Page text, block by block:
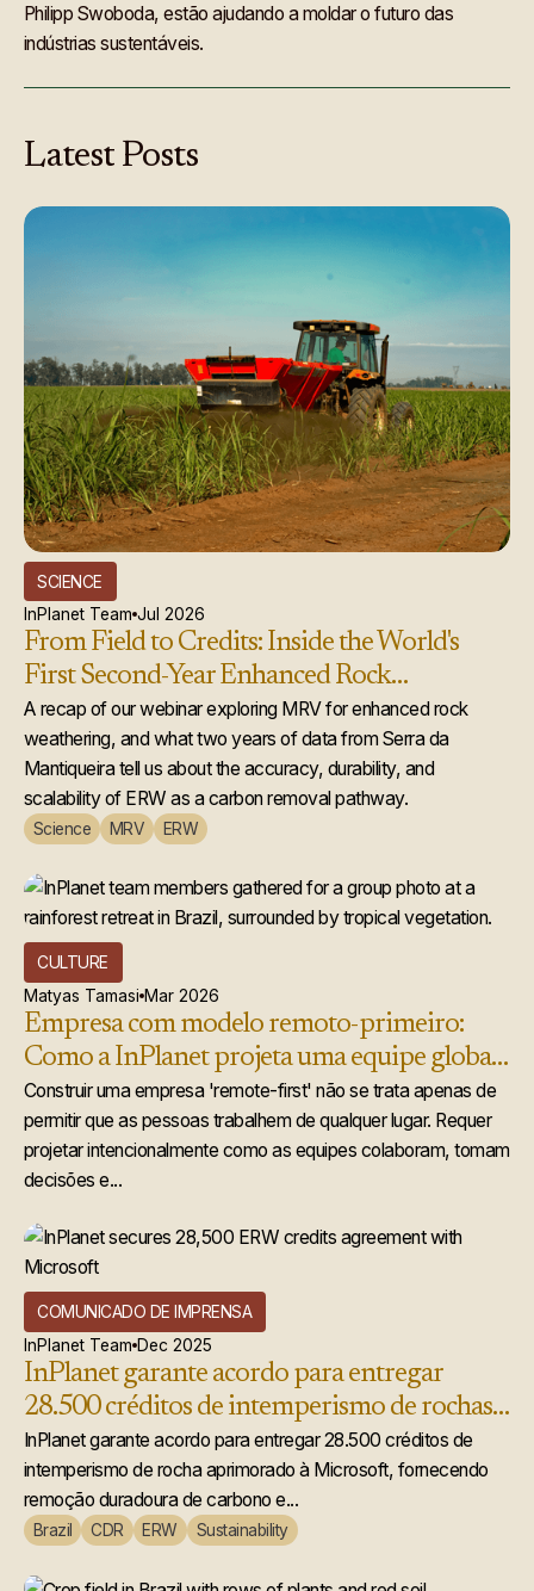
Philipp Swoboda, estão ajudando a moldar o futuro das
indústrias sustentáveis.
Latest Posts
SCIENCE
InPlanet Team Jul 2026
From Field to Credits: Inside the World's
First Second-Year Enhanced Rock
Weathering Credit Issuance
A recap of our webinar exploring MRV for enhanced rock
weathering, and what two years of data from Serra da
Mantiqueira tell us about the accuracy, durability, and
scalability of ERW as a carbon removal pathway.
Science MRV ERW
CULTURE
Matyas Tamasi Mar 2026
Empresa com modelo remoto-primeiro:
Como a InPlanet projeta uma equipe global
que realmente funciona
Construir uma empresa 'remote-first' não se trata apenas de
permitir que as pessoas trabalhem de qualquer lugar. Requer
projetar intencionalmente como as equipes colaboram, tomam
decisões e...
COMUNICADO DE IMPRENSA
InPlanet Team Dec 2025
InPlanet garante acordo para entregar
28.500 créditos de intemperismo de rochas
acelerado à Microsoft
InPlanet garante acordo para entregar 28.500 créditos de
intemperismo de rocha aprimorado à Microsoft, fornecendo
remoção duradoura de carbono e...
Brazil CDR ERW Sustainability